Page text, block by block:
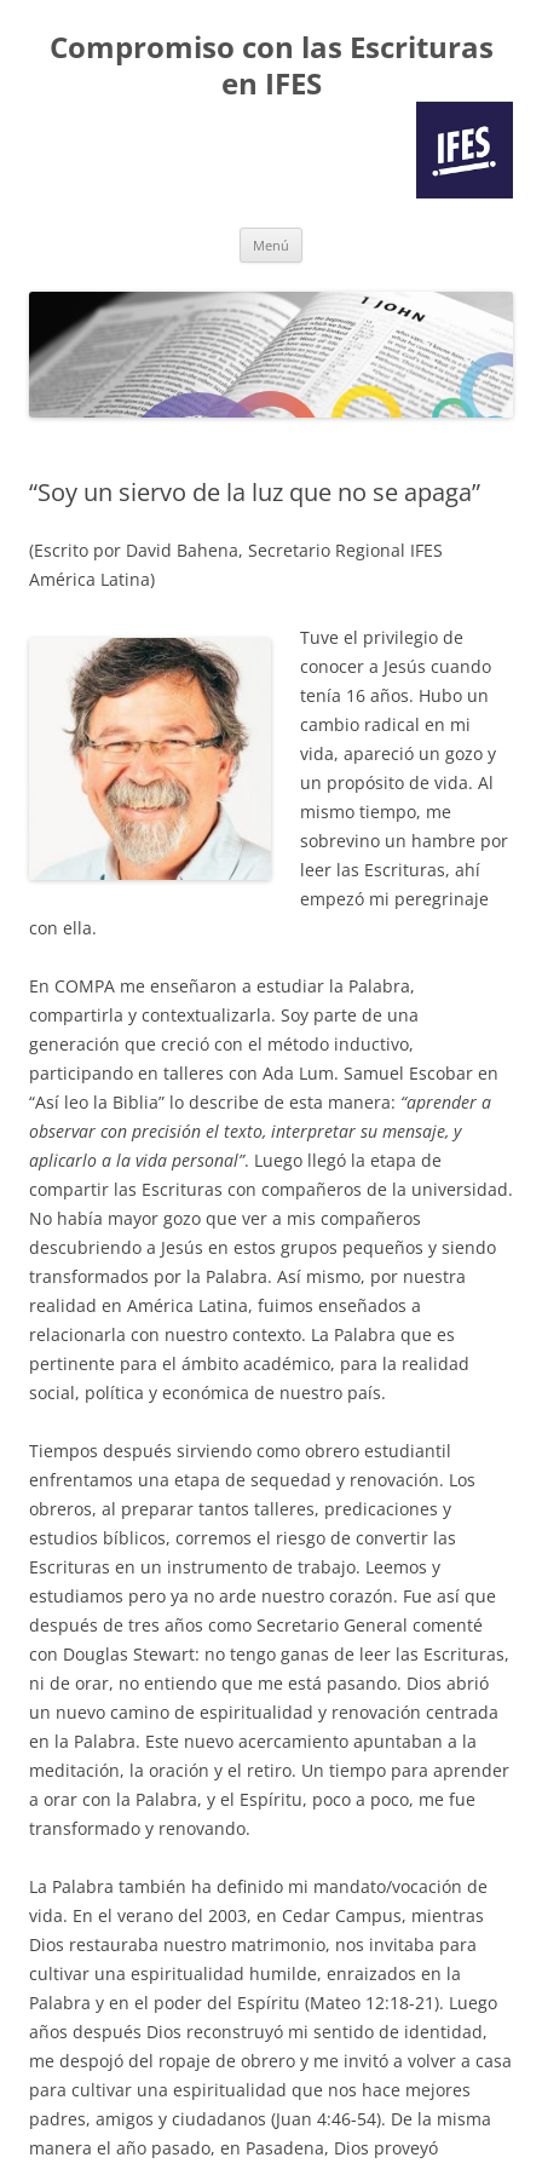
Compromiso con las Escrituras
en IFES
Menú
“Soy un siervo de la luz que no se apaga”
(Escrito por David Bahena, Secretario Regional IFES
América Latina)
Tuve el privilegio de
conocer a Jesús cuando
tenía 16 años. Hubo un
cambio radical en mi
vida, apareció un gozo y
un propósito de vida. Al
mismo tiempo, me
sobrevino un hambre por
leer las Escrituras, ahí
empezó mi peregrinaje
con ella.
En COMPA me enseñaron a estudiar la Palabra,
compartirla y contextualizarla. Soy parte de una
generación que creció con el método inductivo,
participando en talleres con Ada Lum. Samuel Escobar en
“Así leo la Biblia” lo describe de esta manera: “aprender a
observar con precisión el texto, interpretar su mensaje, y
aplicarlo a la vida personal”. Luego llegó la etapa de
compartir las Escrituras con compañeros de la universidad.
No había mayor gozo que ver a mis compañeros
descubriendo a Jesús en estos grupos pequeños y siendo
transformados por la Palabra. Así mismo, por nuestra
realidad en América Latina, fuimos enseñados a
relacionarla con nuestro contexto. La Palabra que es
pertinente para el ámbito académico, para la realidad
social, política y económica de nuestro país.
Tiempos después sirviendo como obrero estudiantil
enfrentamos una etapa de sequedad y renovación. Los
obreros, al preparar tantos talleres, predicaciones y
estudios bíblicos, corremos el riesgo de convertir las
Escrituras en un instrumento de trabajo. Leemos y
estudiamos pero ya no arde nuestro corazón. Fue así que
después de tres años como Secretario General comenté
con Douglas Stewart: no tengo ganas de leer las Escrituras,
ni de orar, no entiendo que me está pasando. Dios abrió
un nuevo camino de espiritualidad y renovación centrada
en la Palabra. Este nuevo acercamiento apuntaban a la
meditación, la oración y el retiro. Un tiempo para aprender
a orar con la Palabra, y el Espíritu, poco a poco, me fue
transformado y renovando.
La Palabra también ha definido mi mandato/vocación de
vida. En el verano del 2003, en Cedar Campus, mientras
Dios restauraba nuestro matrimonio, nos invitaba para
cultivar una espiritualidad humilde, enraizados en la
Palabra y en el poder del Espíritu (Mateo 12:18-21). Luego
años después Dios reconstruyó mi sentido de identidad,
me despojó del ropaje de obrero y me invitó a volver a casa
para cultivar una espiritualidad que nos hace mejores
padres, amigos y ciudadanos (Juan 4:46-54). De la misma
manera el año pasado, en Pasadena, Dios proveyó